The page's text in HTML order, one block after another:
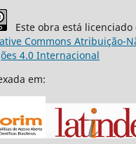
Este obra está licenciado
Commons Atribuição-
4.0 Internacional
em: